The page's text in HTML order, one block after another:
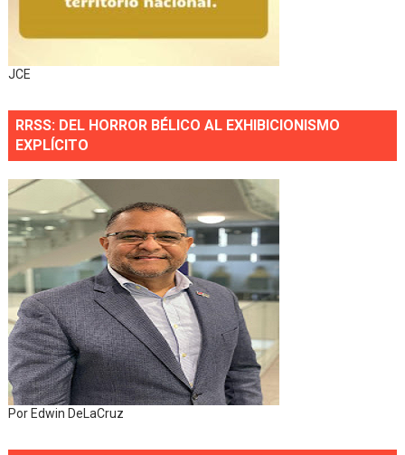
JCE
RRSS: DEL HORROR BÉLICO AL EXHIBICIONISMO
EXPLÍCITO
Por Edwin DeLaCruz